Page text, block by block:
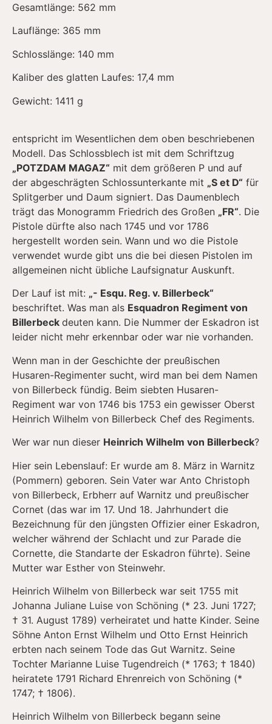
Gesamtlänge: 562 mm
Lauflänge: 365 mm
Schlosslänge: 140 mm
Kaliber des glatten Laufes: 17,4 mm
Gewicht: 1411 g
entspricht im Wesentlichen dem oben beschriebenen
Modell. Das Schlossblech ist mit dem Schriftzug
„POTZDAM MAGAZ“ mit dem größeren P und auf
der abgeschrägten Schlossunterkante mit „S et D“ für
Splitgerber und Daum signiert. Das Daumenblech
trägt das Monogramm Friedrich des Großen „FR“. Die
Pistole dürfte also nach 1745 und vor 1786
hergestellt worden sein. Wann und wo die Pistole
verwendet wurde gibt uns die bei diesen Pistolen im
allgemeinen nicht übliche Laufsignatur Auskunft.
Der Lauf ist mit: „- Esqu. Reg. v. Billerbeck“
beschriftet. Was man als Esquadron Regiment von
Billerbeck deuten kann. Die Nummer der Eskadron ist
leider nicht mehr erkennbar oder war nie vorhanden.
Wenn man in der Geschichte der preußischen
Husaren-Regimenter sucht, wird man bei dem Namen
von Billerbeck fündig. Beim siebten Husaren-
Regiment war von 1746 bis 1753 ein gewisser Oberst
Heinrich Wilhelm von Billerbeck Chef des Regiments.
Wer war nun dieser Heinrich Wilhelm von Billerbeck?
Hier sein Lebenslauf: Er wurde am 8. März in Warnitz
(Pommern) geboren. Sein Vater war Anto Christoph
von Billerbeck, Erbherr auf Warnitz und preußischer
Cornet (das war im 17. Und 18. Jahrhundert die
Bezeichnung für den jüngsten Offizier einer Eskadron,
welcher während der Schlacht und zur Parade die
Cornette, die Standarte der Eskadron führte). Seine
Mutter war Esther von Steinwehr.
Heinrich Wilhelm von Billerbeck war seit 1755 mit
Johanna Juliane Luise von Schöning (* 23. Juni 1727;
† 31. August 1789) verheiratet und hatte Kinder. Seine
Söhne Anton Ernst Wilhelm und Otto Ernst Heinrich
erbten nach seinem Tode das Gut Warnitz. Seine
Tochter Marianne Luise Tugendreich (* 1763; † 1840)
heiratete 1791 Richard Ehrenreich von Schöning (*
1747; † 1806).
Heinrich Wilhelm von Billerbeck begann seine